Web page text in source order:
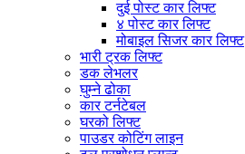
दुई पोस्ट कार लिफ्ट
४ पोस्ट कार लिफ्ट
मोबाइल सिजर कार लिफ्ट
भारी ट्रक लिफ्ट
डक लेभलर
घुम्ने ढोका
कार टर्नटेबल
घरको लिफ्ट
पाउडर कोटिंग लाइन